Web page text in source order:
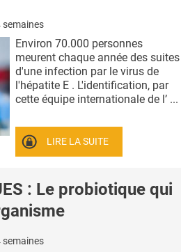
semaines
Environ 70.000 personnes
meurent chaque année des suites
d'une infection par le virus de
l'hépatite E . L'identification, par
cette équipe internationale de l’ ...
LIRE LA SUITE
: Le probiotique qui
semaines